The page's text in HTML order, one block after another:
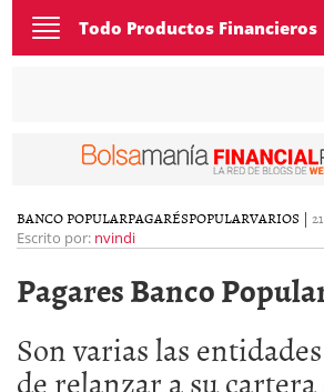
Toggle
navigation
Todo Productos Financieros
BANCO POPULARPAGARÉSPOPULARVARIOS |
Escrito por: nvindi
Pagares Banco
Son varias las
de relanzar a su cartera